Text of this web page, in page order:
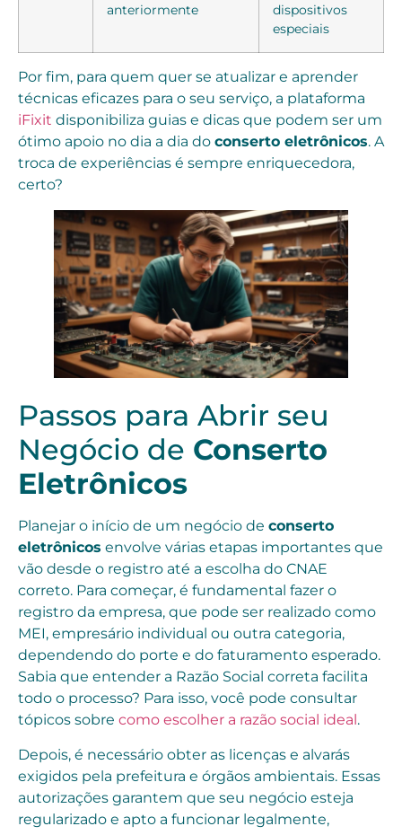
anteriormente
dispositivos
especiais
Por fim, para quem quer se atualizar e aprender
técnicas eficazes para o seu serviço, a plataforma
iFixit disponibiliza guias e dicas que podem ser um
ótimo apoio no dia a dia do conserto eletrônicos. A
troca de experiências é sempre enriquecedora,
certo?
Passos para Abrir seu
Negócio de Conserto
Eletrônicos
Planejar o início de um negócio de conserto
eletrônicos envolve várias etapas importantes que
vão desde o registro até a escolha do CNAE
correto. Para começar, é fundamental fazer o
registro da empresa, que pode ser realizado como
MEI, empresário individual ou outra categoria,
dependendo do porte e do faturamento esperado.
Sabia que entender a Razão Social correta facilita
todo o processo? Para isso, você pode consultar
tópicos sobre como escolher a razão social ideal.
Depois, é necessário obter as licenças e alvarás
exigidos pela prefeitura e órgãos ambientais. Essas
autorizações garantem que seu negócio esteja
regularizado e apto a funcionar legalmente,